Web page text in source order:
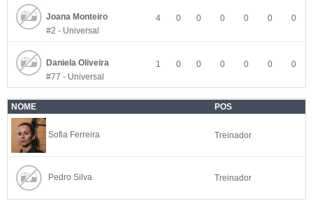
Joana Monteiro
#2 - Universal
4 0 0 0 0 0 0
Daniela Oliveira
#77 - Universal
1 0 0 0 0 0 0
NOME POS
Sofia Ferreira Treinador
Pedro Silva Treinador